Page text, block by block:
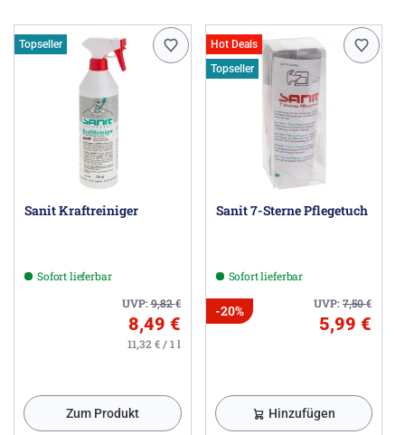
Topseller
Sanit Kraftreiniger
Sofort lieferbar
UVP:9,82€
8,49 €
11,32 € / 1 l
Zum Produkt
Hot Deals
Topseller
Sanit 7-Sterne Pflegetuch
Sofort lieferbar
UVP:7,50€
-20%
5,99 €
Hinzufügen